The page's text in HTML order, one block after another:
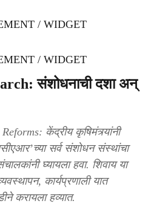
/ WIDGET
/ WIDGET
संशोधनाची दशा अन्
केंद्रीय कृषिमंत्र्यांनी
सर्व संशोधन संस्थांचा
घ्यायला हवा. शिवाय या
कार्यप्रणाली यात
करायला हव्यात.